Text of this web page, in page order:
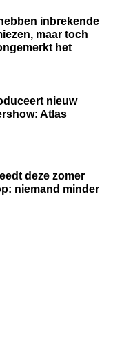
inbrekende
maar toch
het
nieuw
Atlas
deze zomer
niemand minder